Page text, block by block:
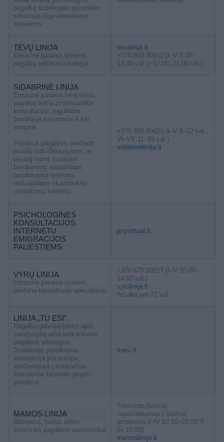
pagalbą sudėtingas gyvenimo
situacijas išgyvenantiems
žmonėms
TĖVŲ LINIJA
Emocinė parama tėvams,
pagalbą teikia psichologai
tevulinija.lt
+370 800 90012 (I–V 9.00–
13.00 val. ir 17.00–21.00 val.)
SIDABRINĖ LINIJA
Emocinė parama senjorams,
pagalbą teikia profesionalūs
konsultantai, reguliariai
bendrauja savanoriai ir kiti
senjorai
Prireikus pagalbos, jaučiant
poreikį būti išklausytam, ar
tiesiog norint susirasti
bendramintį nuolatiniam
bendravimui telefonu,
nedvejodami skambinkite
nemokamu telefonu
+370 800 80020 (I–V 8–22 val.,
VI–VII 11–19 val.)
sidabrinelinija.lt
PSICHOLOGINĖS
KONSULTACIJOS
INTERNETU
EMIGRACIJOS
PALIESTIEMS
psyvirtual.lt
VYRŲ LINIJA
Emocinė parama vyrams,
telefonu konsultuoja specialistai
+370 670 00027 (I–V 10.00–
14.00 val.)
vyrulinija.lt
Atsako per 72 val.
LINIJA „TU ESI“
Pagalba galvojantiems apie
savižudybę arba ieškantiems
pagalbos artimajam
Svetainėje pateikiama
informacija yra trumpa,
atsižvelgiant į konkrečius
kiekvienos tikslinės grupės
poreikius
tuesi.lt
MAMOS LINIJA
Mamoms, kurios ieško
emocinės pagalbos anonimiškai
Telefonas laikinai
nepasiekiamas į laiškus
atsakoma (I-IV 10.00–20.00 V
iki 18.00)
mamoslinija.lt